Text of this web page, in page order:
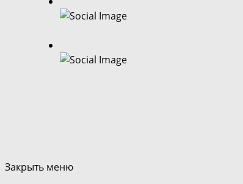
Закрыть меню